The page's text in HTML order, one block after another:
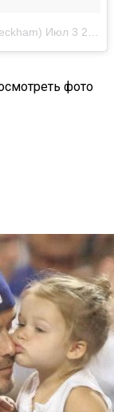
Июл 3 2017 в 11:26 PDT
фото